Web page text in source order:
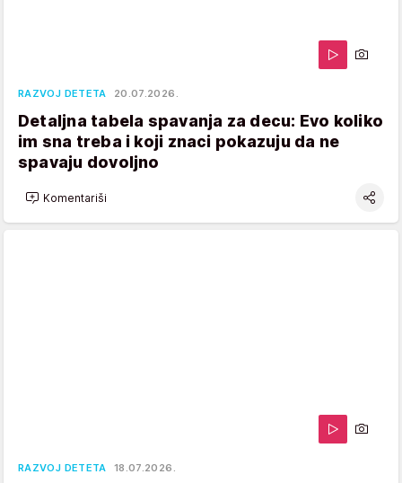
RAZVOJ DETETA 20.07.2026.
Detaljna tabela spavanja za decu: Evo koliko
im sna treba i koji znaci pokazuju da ne
spavaju dovoljno
Komentariši
RAZVOJ DETETA 18.07.2026.